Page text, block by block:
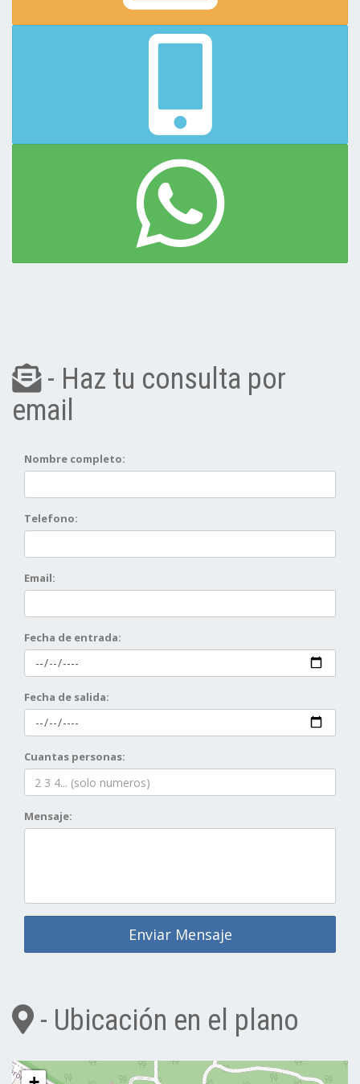
- Haz tu consulta por
email
Nombre completo:
Telefono:
Email:
Fecha de entrada:
Fecha de salida:
Cuantas personas:
Mensaje:
Enviar Mensaje
- Ubicación en el plano